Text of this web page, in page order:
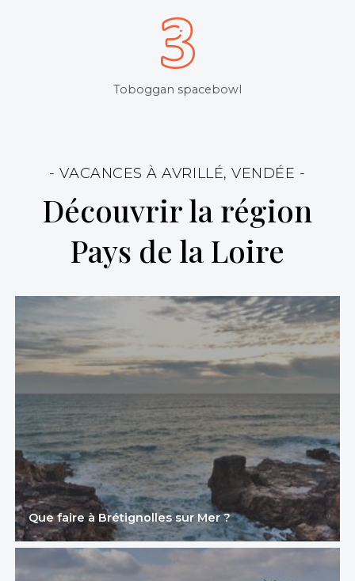
Toboggan spacebowl
- VACANCES À AVRILLÉ, VENDÉE -
Découvrir la région
Pays de la Loire
Que faire à Brétignolles sur Mer ?